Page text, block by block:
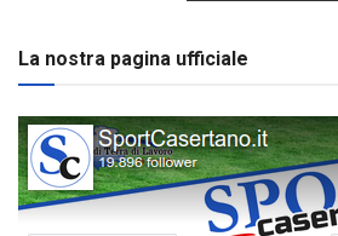
La nostra pagina ufficiale